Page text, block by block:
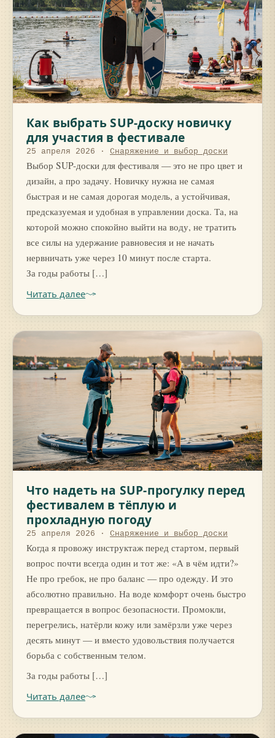
Как выбрать SUP-доску новичку
для участия в фестивале
25 апреля 2026 · Снаряжение и выбор доски
Выбор SUP-доски для фестиваля — это не про цвет и
дизайн, а про задачу. Новичку нужна не самая
быстрая и не самая дорогая модель, а устойчивая,
предсказуемая и удобная в управлении доска. Та, на
которой можно спокойно выйти на воду, не тратить
все силы на удержание равновесия и не начать
нервничать уже через 10 минут после старта.
За годы работы […]
Читать далее
Что надеть на SUP-прогулку перед
фестивалем в тёплую и
прохладную погоду
25 апреля 2026 · Снаряжение и выбор доски
Когда я провожу инструктаж перед стартом, первый
вопрос почти всегда один и тот же: «А в чём идти?»
Не про гребок, не про баланс — про одежду. И это
абсолютно правильно. На воде комфорт очень быстро
превращается в вопрос безопасности. Промокли,
перегрелись, натёрли кожу или замёрзли уже через
десять минут — и вместо удовольствия получается
борьба с собственным телом.
За годы работы […]
Читать далее